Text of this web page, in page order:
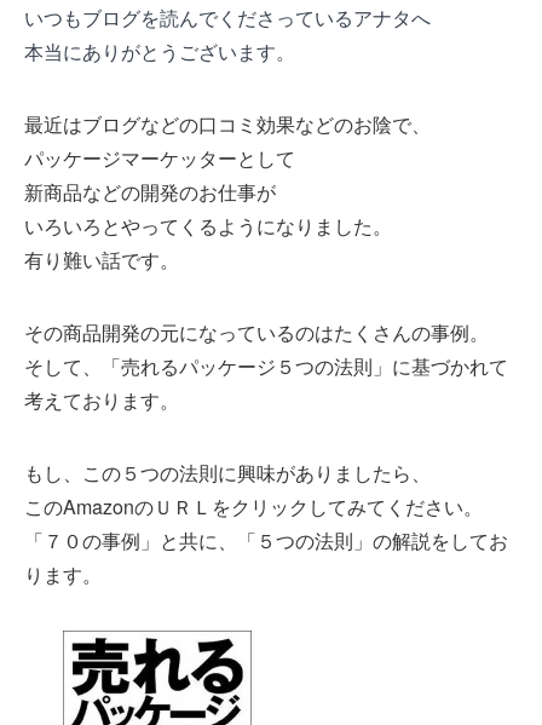
いつもブログを読んでくださっているアナタへ
本当にありがとうございます。
最近はブログなどの口コミ効果などのお陰で、
パッケージマーケッターとして
新商品などの開発のお仕事が
いろいろとやってくるようになりました。
有り難い話です。
その商品開発の元になっているのはたくさんの事例。
そして、「売れるパッケージ５つの法則」に基づかれて
考えております。
もし、この５つの法則に興味がありましたら、
このAmazonのＵＲＬをクリックしてみてください。
「７０の事例」と共に、「５つの法則」の解説をしてお
ります。